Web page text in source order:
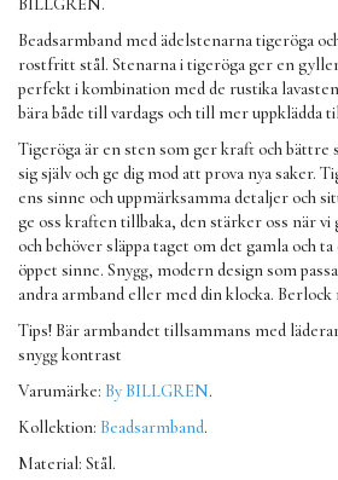
BILLGREN.
Beadsarmband med ädelstenarna tigeröga
rostfritt stål. Stenarna i tigeröga ger en
perfekt i kombination med de rustika
bära både till vardags och till mer uppklädda
Tigeröga är en sten som ger kraft och bättre
sig själv och ge dig mod att prova nya saker.
ens sinne och uppmärksamma detaljer och
ge oss kraften tillbaka, den stärker oss när
och behöver släppa taget om det gamla och
öppet sinne. Snygg, modern design som
andra armband eller med din klocka. Berlock
Tips! Bär armbandet tillsammans med
snygg kontrast
Varumärke: By BILLGREN.
Kollektion: Beadsarmband.
Material: Stål.